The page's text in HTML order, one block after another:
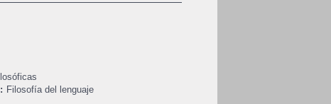
Filosofía del lenguaje